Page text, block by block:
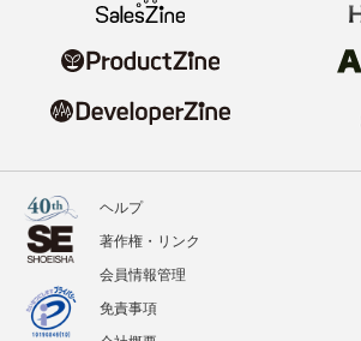
ヘルプ
著作権・リンク
会員情報管理
免責事項